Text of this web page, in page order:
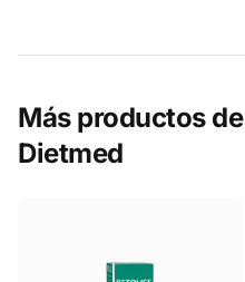
Más productos de
Dietmed